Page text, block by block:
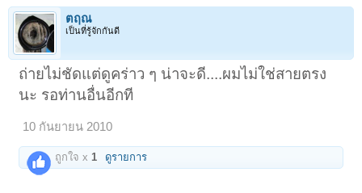
ตฤณ
เป็นที่รู้จักกันดี
ถ่ายไม่ชัดแต่ดูคร่าว ๆ น่าจะดี....ผมไม่ใช่สายตรง
นะ รอท่านอื่นอีกที
10 กันยายน 2010
ถูกใจ x 1 ดูรายการ